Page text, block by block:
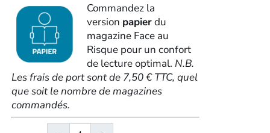
Commandez la
version papierdu
magazine Face au
Risque pour un confort
de lecture optimal. N.B.
Les frais de port sont de 7,50 € TTC, quel
que soit le nombre de magazines
commandés.